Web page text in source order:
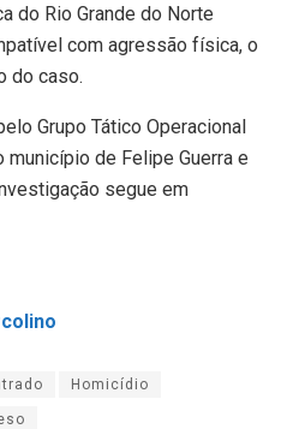
do Rio Grande do Norte
com agressão física, o
do caso.
Grupo Tático Operacional
município de Felipe Guerra e
segue em
Homicídio